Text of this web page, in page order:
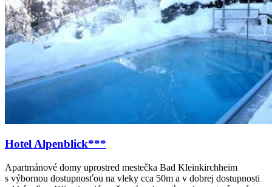
Hotel Alpenblick***
Apartmánové domy uprostred mestečka Bad Kleinkirchheim
s výbornou dostupnosťou na vleky cca 50m a v dobrej dostupnosti